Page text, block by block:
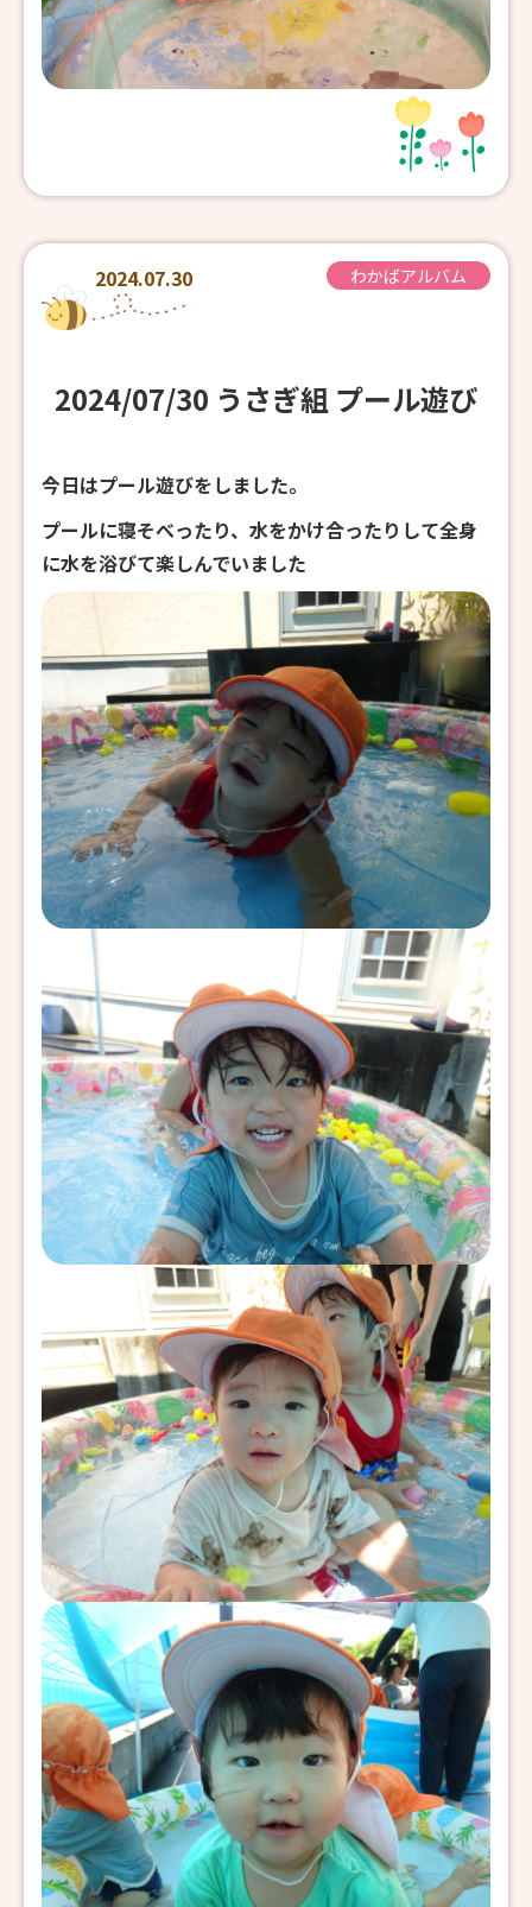
2024.07.30 わかばアルバム
2024/07/30 うさぎ組 プール遊び
今日はプール遊びをしました。
プールに寝そべったり、水をかけ合ったりして全身
に水を浴びて楽しんでいました